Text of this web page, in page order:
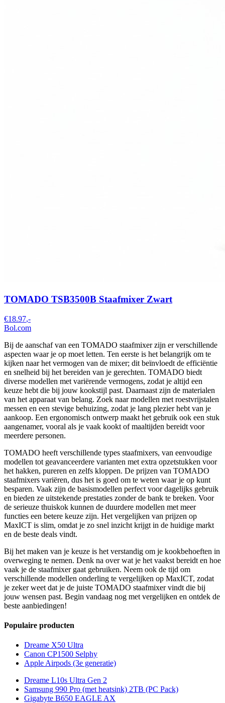
TOMADO TSB3500B Staafmixer Zwart
€18.97,-
Bol.com
Bij de aanschaf van een TOMADO staafmixer zijn er verschillende
aspecten waar je op moet letten. Ten eerste is het belangrijk om te
kijken naar het vermogen van de mixer; dit beïnvloedt de efficiëntie
en snelheid bij het bereiden van je gerechten. TOMADO biedt
diverse modellen met variërende vermogens, zodat je altijd een
keuze hebt die bij jouw kookstijl past. Daarnaast zijn de materialen
van het apparaat van belang. Zoek naar modellen met roestvrijstalen
messen en een stevige behuizing, zodat je lang plezier hebt van je
aankoop. Een ergonomisch ontwerp maakt het gebruik ook een stuk
aangenamer, vooral als je vaak kookt of maaltijden bereidt voor
meerdere personen.
TOMADO heeft verschillende types staafmixers, van eenvoudige
modellen tot geavanceerdere varianten met extra opzetstukken voor
het hakken, pureren en zelfs kloppen. De prijzen van TOMADO
staafmixers variëren, dus het is goed om te weten waar je op kunt
besparen. Vaak zijn de basismodellen perfect voor dagelijks gebruik
en bieden ze uitstekende prestaties zonder de bank te breken. Voor
de serieuze thuiskok kunnen de duurdere modellen met meer
functies een betere keuze zijn. Het vergelijken van prijzen op
MaxICT is slim, omdat je zo snel inzicht krijgt in de huidige markt
en de beste deals vindt.
Bij het maken van je keuze is het verstandig om je kookbehoeften in
overweging te nemen. Denk na over wat je het vaakst bereidt en hoe
vaak je de staafmixer gaat gebruiken. Neem ook de tijd om
verschillende modellen onderling te vergelijken op MaxICT, zodat
je zeker weet dat je de juiste TOMADO staafmixer vindt die bij
jouw wensen past. Begin vandaag nog met vergelijken en ontdek de
beste aanbiedingen!
Populaire producten
Dreame X50 Ultra
Canon CP1500 Selphy
Apple Airpods (3e generatie)
Dreame L10s Ultra Gen 2
Samsung 990 Pro (met heatsink) 2TB (PC Pack)
Gigabyte B650 EAGLE AX